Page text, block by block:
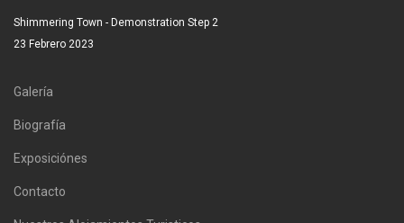
Shimmering Town - Demonstration Step 2
23 Febrero 2023
Galería
Biografía
Exposiciónes
Contacto